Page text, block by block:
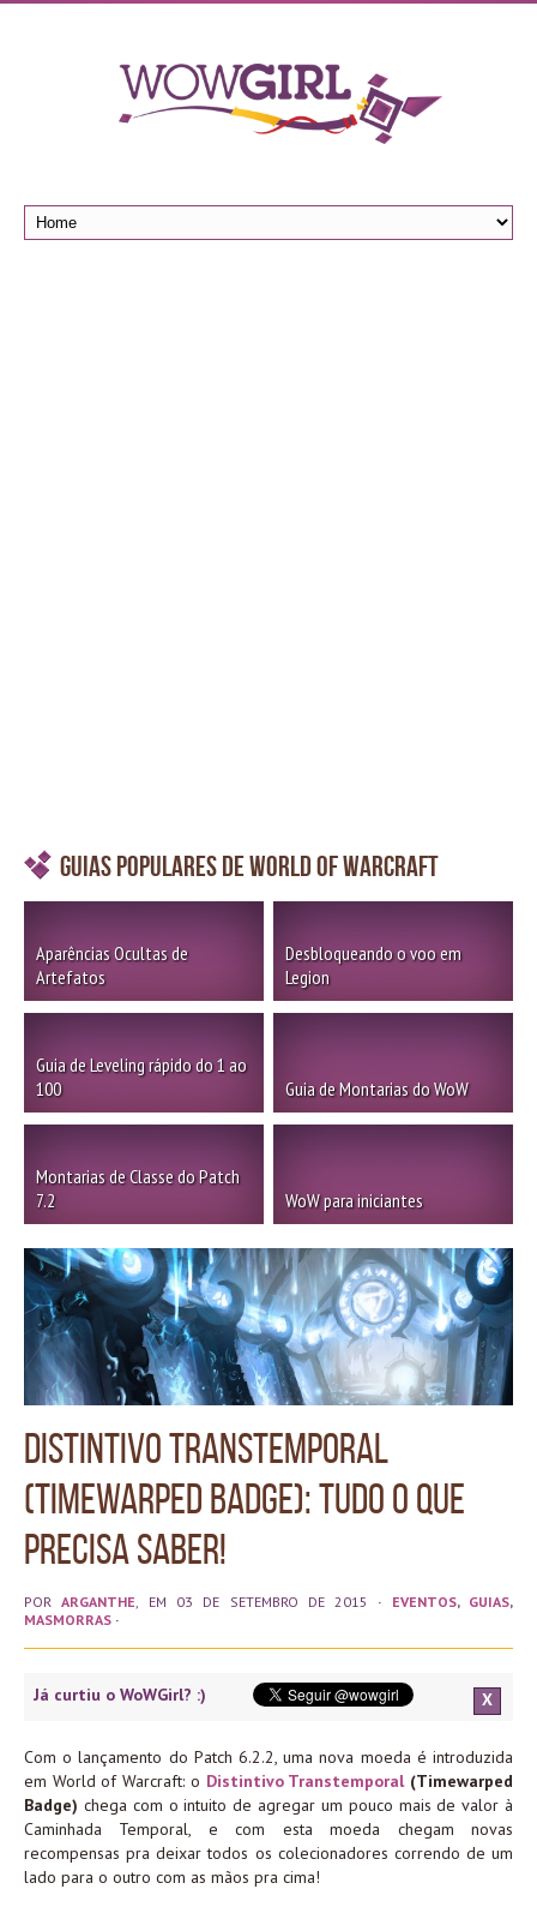
Guias Populares de World of Warcraft
Aparências Ocultas de
Artefatos
Desbloqueando o voo em
Legion
Guia de Leveling rápido do 1 ao
100
Guia de Montarias do WoW
Montarias de Classe do Patch
7.2
WoW para iniciantes
Distintivo Transtemporal
(Timewarped Badge): tudo o que
precisa saber!
PORARGANTHE , EM 03 DE SETEMBRO DE 2015 · EVENTOS, GUIAS,
MASMORRAS ·
Já curtiu o WoWGirl? :) X
Com o lançamento do Patch 6.2.2, uma nova moeda é introduzida
em World of Warcraft: o Distintivo Transtemporal(Timewarped
Badge) chega com o intuito de agregar um pouco mais de valor à
Caminhada Temporal, e com esta moeda chegam novas
recompensas pra deixar todos os colecionadores correndo de um
lado para o outro com as mãos pra cima!